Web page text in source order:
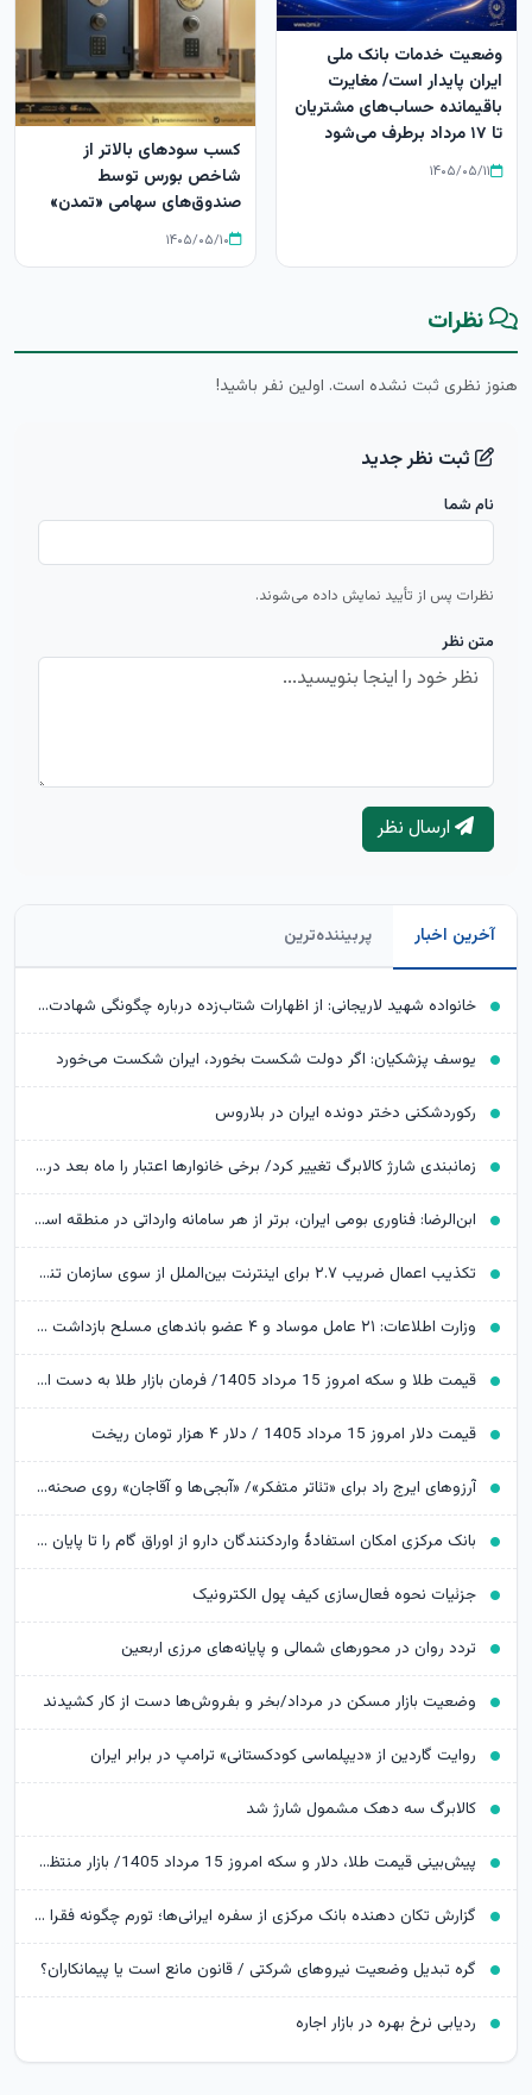
وضعیت خدمات بانک ملی
ایران پایدار است/ مغایرت‌
باقیمانده حساب‌های مشتریان
تا ۱۷ مرداد برطرف می‌شود
۱۴۰۵/۰۵/۱۱
کسب سودهای بالاتر از
شاخص بورس توسط
صندوق‌های سهامی «تمدن»
۱۴۰۵/۰۵/۱۰
نظرات
هنوز نظری ثبت نشده است. اولین نفر باشید!
ثبت نظر جدید
نام شما
نظرات پس از تأیید نمایش داده می‌شوند.
متن نظر
ارسال نظر
آخرین اخبار پربیننده‌ترین
خانواده شهید لاریجانی: از اظهارات شتاب‌زده درباره چگونگی شهادت اجتناب کنید
یوسف پزشکیان: اگر دولت شکست بخورد، ایران شکست می‌خورد
رکوردشکنی دختر دونده ایران در بلاروس
زمانبندی شارژ کالابرگ تغییر کرد/ برخی خانوارها اعتبار را ماه بعد دریافت می‌کنند
ابن‌الرضا: فناوری بومی ایران، برتر از هر سامانه وارداتی در منطقه است
تکذیب اعمال ضریب ۲.۷ برای اینترنت بین‌الملل از سوی سازمان تنظیم مقررات
وزارت اطلاعات: ۲۱ عامل موساد و ۴ عضو باندهای مسلح بازداشت شدند
قیمت طلا و سکه امروز 15 مرداد 1405/ فرمان بازار طلا به دست اونس جهانی افتاد
قیمت دلار امروز 15 مرداد 1405 / دلار ۴ هزار تومان ریخت
آرزوهای ایرج راد برای «تئاتر متفکر»/ «آبجی‌ها و آقاجان» روی صحنه می‌رود
بانک مرکزی امکان استفادۀ واردکنندگان دارو از اوراق گام را تا پایان امسال تمدید کرد
جزئیات نحوه فعال‌سازی کیف پول الکترونیک
تردد روان در محورهای شمالی و پایانه‌های مرزی اربعین
وضعیت بازار مسکن در مرداد/بخر و بفروش‌ها دست از کار کشیدند
روایت گاردین از «دیپلماسی کودکستانی» ترامپ در برابر ایران
کالابرگ سه دهک مشمول شارژ شد
پیش‌بینی قیمت طلا، دلار و سکه امروز 15 مرداد 1405/ بازار منتظر مذاکرات تنگه هرمز
گزارش تکان‌ دهنده بانک مرکزی از سفره ایرانی‌ها؛ تورم چگونه فقرا را فقیرتر کرد؟
گره تبدیل وضعیت نیروهای شرکتی / قانون مانع است یا پیمانکاران؟
ردیابی نرخ بهره در بازار اجاره